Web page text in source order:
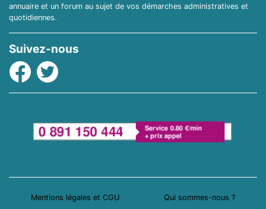
annuaire et un forum au sujet de vos démarches administratives et
quotidiennes.
Suivez-nous
Facebook
Twitter
Mentions légales et CGU Qui sommes-nous ?